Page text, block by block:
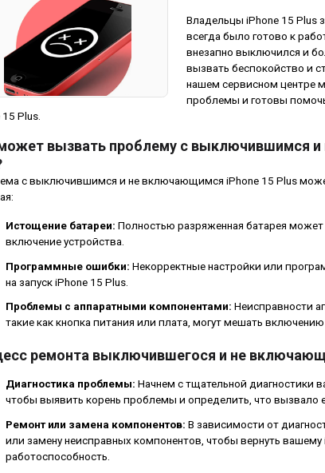
Владельцы iPhone 15 Plus
всегда было готово к
внезапно выключился и
вызвать беспокойство и
нашем сервисном центре
проблемы и готовы
Plus.
вызвать проблему с выключившимся
с выключившимся и не включающимся iPhone 15 Plus
Истощение батареи: Полностью разряженная батарея
включение устройства.
Программные ошибки: Некорректные настройки или
на запуск iPhone 15 Plus.
Проблемы с аппаратными компонентами: Неисправности
такие как кнопка питания или плата, могут мешать включению
ремонта выключившегося и не
Диагностика проблемы: Начнем с тщательной диагностики
чтобы выявить корень проблемы и определить, что вызвало
Ремонт или замена компонентов: В зависимости от
или замену неисправных компонентов, чтобы вернуть вашему
работоспособность.